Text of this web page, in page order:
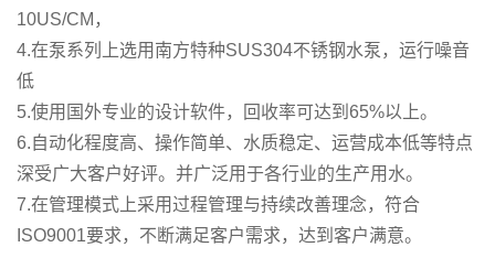
10US/CM，
4.在泵系列上选用南方特种SUS304不锈钢水泵，运行噪音
低
5.使用国外专业的设计软件，回收率可达到65%以上。
6.自动化程度高、操作简单、水质稳定、运营成本低等特点
深受广大客户好评。并广泛用于各行业的生产用水。
7.在管理模式上采用过程管理与持续改善理念，符合
ISO9001要求，不断满足客户需求，达到客户满意。